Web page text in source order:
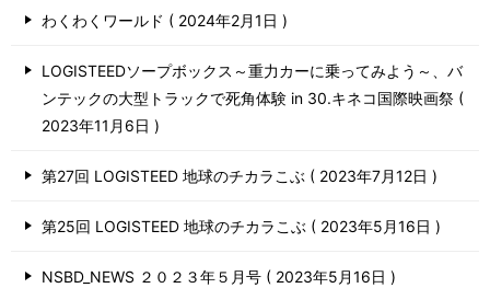
わくわくワールド 2024年2月1日
LOGISTEEDソープボックス～重力カーに乗ってみよう～、バ
ンテックの大型トラックで死角体験 in 30.キネコ国際映画祭
2023年11月6日
第27回 LOGISTEED 地球のチカラこぶ 2023年7月12日
第25回 LOGISTEED 地球のチカラこぶ 2023年5月16日
NSBD_NEWS ２０２３年５月号 2023年5月16日